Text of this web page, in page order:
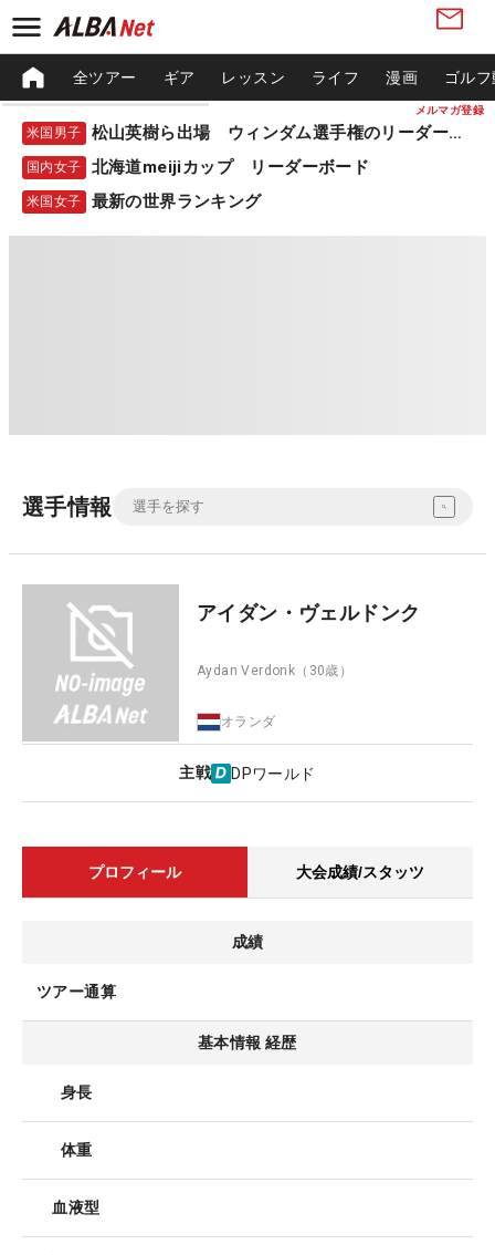
メルマガ登録
全ツアー ギア レッスン ライフ 漫画 ゴル
米国男子 松山英樹ら出場 ウィンダム選手権のリーダーボード
国内女子 北海道meijiカップ リーダーボード
米国女子 最新の世界ランキング
選手情報
アイダン・ヴェルドンク
Aydan Verdonk （30歳）
オランダ
主戦 DPワールド
プロフィール 大会成績/スタッツ
成績
ツアー通算
基本情報 経歴
身長
体重
血液型